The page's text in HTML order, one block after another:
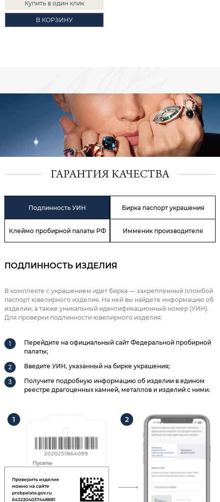
Купить в один клик
В КОРЗИНУ
ГАРАНТИЯ КАЧЕСТВА
Подлинность УИН Бирка паспорт украшения
Клеймо пробирной палаты РФ Имменик производителя
ПОДЛИННОСТЬ ИЗДЕЛИЯ
В комплекте с украшением идет бирка — закрепленный пломбой
паспорт ювелирного изделия. На ней вы найдете информацию об
изделии, а также уникальный идентификационный номер (УИН).
Для проверки подлинности ювелирного изделия:
Перейдите на официальный сайт Федеральной пробирной
палаты;
Введите УИН, указанный на бирке украшения;
Получите подробную информацию об изделии в едином
реестре драгоценных камней, металлов и изделий с ними.